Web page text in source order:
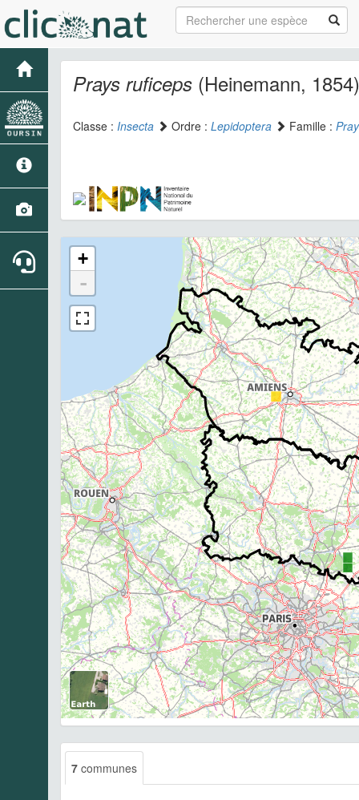
Prays ruficeps (Heinemann, 1854)
Classe : Insecta Ordre : Lepidoptera Famille :
+
-
7 communes